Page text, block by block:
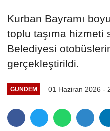
Kurban Bayramı
toplu taşıma hizmeti
Belediyesi
gerçekleştirildi.
GÜNDEM 01 Haziran 2026 -